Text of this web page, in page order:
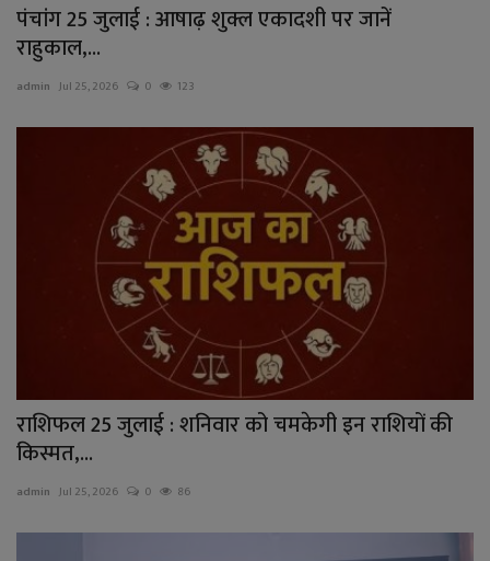
पंचांग 25 जुलाई : आषाढ़ शुक्ल एकादशी पर जानें
राहुकाल,...
admin Jul 25, 2026 0 123
राशिफल 25 जुलाई : शनिवार को चमकेगी इन राशियों की
किस्मत,...
admin Jul 25, 2026 0 86